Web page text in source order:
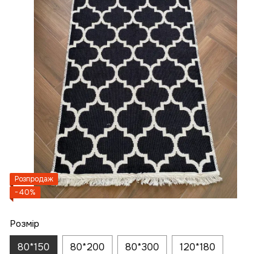
Розпродаж
−40%
Розмір
80*150 80*200 80*300 120*180